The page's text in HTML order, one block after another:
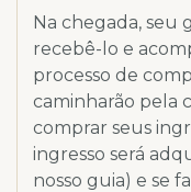
Na chegada, seu
recebê-lo e
processo de
caminharão pela
comprar seus
ingresso será
nosso guia) e se